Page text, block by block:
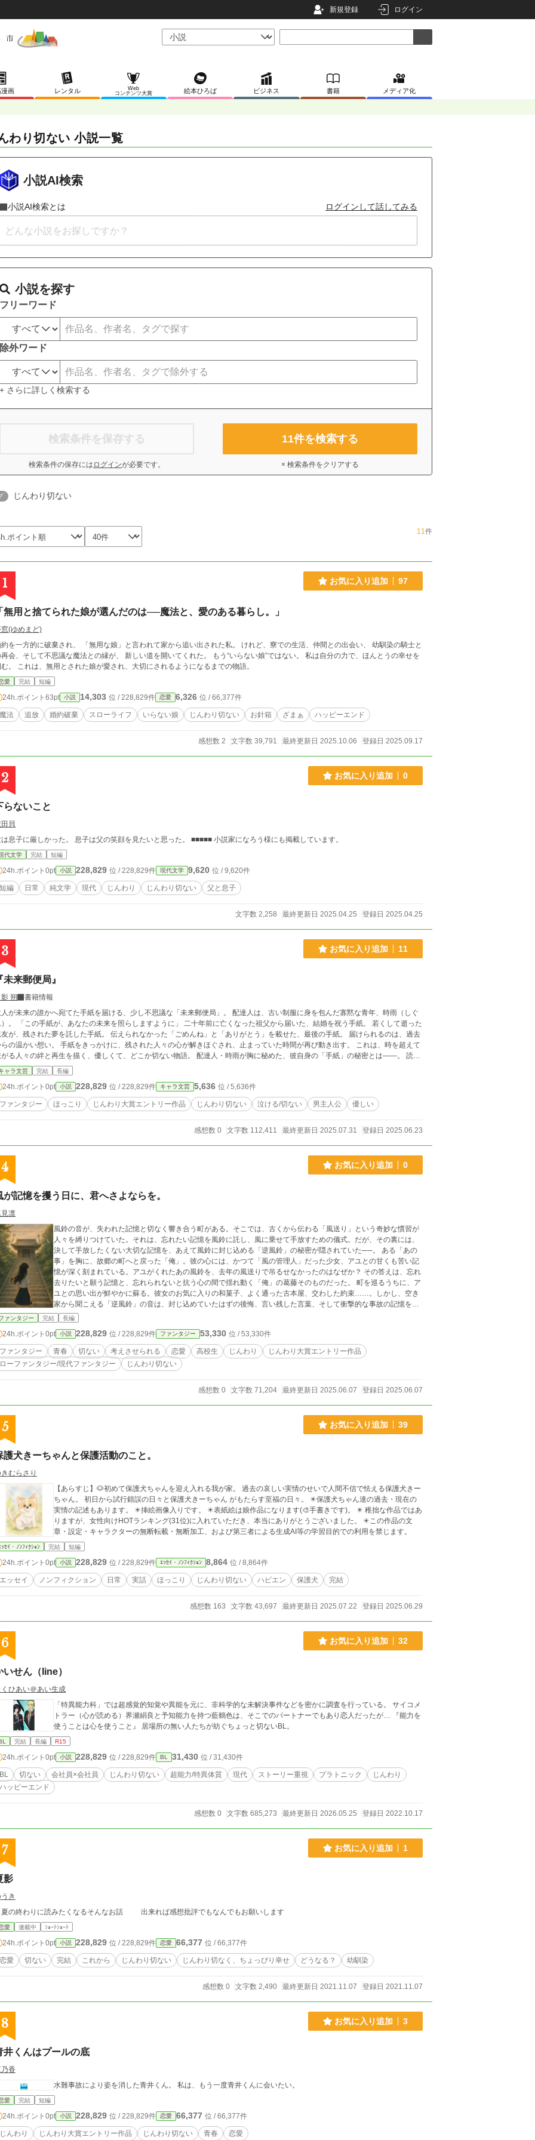
新規登録 ログイン
画 レンタル
Web
コンテンツ大賞
絵本ひろば ビジネス 書籍 メディア化
わり切ない 小説一覧
小説AI検索
小説AI検索とは ログインして話してみる
小説を探す
フリーワード
除外ワード
+ さらに詳しく検索する
検索条件を保存する
検索条件の保存には ログインが必要です。
11件を検索する
× 検索条件をクリアする
じんわり切ない
11件
1 お気に入り追加 97
無用と捨てられた娘が選んだのは──魔法と、愛のある暮らし。」
(ゆめまど)
を一方的に破棄され、 「無用な娘」と言われて家から追い出された私。 けれど、寮での生活、仲間との出会い、 幼馴染の騎士と
、そして不思議な魔法との縁が、 新しい道を開いてくれた。 もう“いらない娘”ではない。 私は自分の力で、ほんとうの幸せを
掴む。 これは、無用とされた娘が愛され、大切にされるようになるまでの物語。
愛 完結 短編
24h.ポイント 63pt 小説 14,303 位 / 228,829件 恋愛 6,326 位 / 66,377件
魔法 追放 婚約破棄 スローライフ いらない娘 じんわり切ない お針箱 ざまぁ ハッピーエンド
感想数 2 文字数 39,791 最終更新日 2025.10.06 登録日 2025.09.17
2 お気に入り追加 0
らないこと
貝
父は息子に厳しかった。 息子は父の笑顔を見たいと思った。 ■■■■■ 小説家になろう様にも掲載しています。
代文学 完結 短編
24h.ポイント 0pt 小説 228,829 位 / 228,829件 現代文学 9,620 位 / 9,620件
短編 日常 純文学 現代 じんわり じんわり切ない 父と息子
文字数 2,258 最終更新日 2025.04.25 登録日 2025.04.25
3 お気に入り追加 11
未来郵便局』
朔
書籍情報
が未来の誰かへ宛てた手紙を届ける、少し不思議な「未来郵便局」。 配達人は、古い制服に身を包んだ寡黙な青年、時雨（しぐ
。 「この手紙が、あなたの未来を照らしますように」 二十年前に亡くなった祖父から届いた、結婚を祝う手紙。 若くして逝った
が、残された夢を託した手紙。 伝えられなかった「ごめんね」と「ありがとう」を載せた、最後の手紙。 届けられるのは、過去
の温かい想い。 手紙をきっかけに、残された人々の心が解きほぐされ、止まっていた時間が再び動き出す。 これは、時を超えて
がる人々の絆と再生を描く、優しくて、どこか切ない物語。 配達人・時雨が胸に秘めた、彼自身の「手紙」の秘密とは――。 読
あなたの心に温かい光が灯る、感動の連作短編集。
ャラ文芸 完結 長編
24h.ポイント 0pt 小説 228,829 位 / 228,829件 キャラ文芸 5,636 位 / 5,636件
ファンタジー ほっこり じんわり大賞エントリー作品 じんわり切ない 泣ける/切ない 男主人公 優しい
感想数 0 文字数 112,411 最終更新日 2025.07.31 登録日 2025.06.23
4 お気に入り追加 0
が記憶を攫う日に、君へさよならを。
凛
風鈴の音が、失われた記憶と切なく響き合う町がある。そこでは、古くから伝わる「風送り」という奇妙な慣習が
人々を縛りつけていた。それは、忘れたい記憶を風鈴に託し、風に乗せて手放すための儀式。だが、その裏には、
決して手放したくない大切な記憶を、あえて風鈴に封じ込める「逆風鈴」の秘密が隠されていた──。 ある「あの
事」を胸に、故郷の町へと戻った「俺」。彼の心には、かつて「風の管理人」だった少女、アユとの甘くも苦い記
憶が深く刻まれている。アユがくれたあの風鈴を、去年の風送りで吊るせなかったのはなぜか？ その答えは、忘れ
去りたいと願う記憶と、忘れられないと抗う心の間で揺れ動く「俺」の葛藤そのものだった。 町を巡るうちに、ア
ユとの思い出が鮮やかに蘇る。彼女のお気に入りの和菓子、よく通った古本屋、交わした約束……。しかし、空き
家から聞こえる「逆風鈴」の音は、封じ込めていたはずの後悔、言い残した言葉、そして衝撃的な事故の記憶を呼
び覚ます。記憶が蘇るたび、「俺」の存在は現実から薄れていくようだった。 やがて、物語は「私」という少女の
るために逆風鈴に託した願い。そして、抗いようのない時間の流れの中で、彼女が下す究極の選択とは──。 風鈴
の音に導かれ、記憶と喪失の境界を彷徨う魂の物語。これは、愛する人を失った悲しみと向き合い、記憶を風に還
すことで再生へと向かう、切なくも温かい心の旅路である。あなたは、この風鈴の音に、何を願うだろうか？
ァンタジー 完結 長編
24h.ポイント 0pt 小説 228,829 位 / 228,829件 ファンタジー 53,330 位 / 53,330件
ファンタジー 青春 切ない 考えさせられる 恋愛 高校生 じんわり
じんわり大賞エントリー作品
ローファンタジー/現代ファンタジー
じんわり切ない
感想数 0 文字数 71,204 最終更新日 2025.06.07 登録日 2025.06.07
5 お気に入り追加 39
護犬きーちゃんと保護活動のこと。
むらさり
【あらすじ】🐶初めて保護犬ちゃんを迎え入れる我が家。 過去の哀しい実情のせいで人間不信で怯える保護犬きー
ちゃん。 初日から試行錯誤の日々と保護犬きーちゃん がもたらす至福の日々。 ✴️保護犬ちゃん達の過去・現在の
実情の記述もあります。 ✴️挿絵画像入りです。 ✴️表紙絵は娘作品になります(🎨手書きです)。 ✴️ 稚拙な作品ではあ
りますが、女性向けHOTランキング(31位)に入れていただき、本当にありがとうございました。 ✴️この作品の文
章・設定・キャラクターの無断転載・無断加工、および第三者による生成AI等の学習目的での利用を禁じます。
ｯｾｲ・ﾉﾝﾌｨｸｼｮﾝ 完結 短編
24h.ポイント 0pt 小説 228,829 位 / 228,829件 ｴｯｾｲ・ﾉﾝﾌｨｸｼｮﾝ 8,864 位 / 8,864件
エッセイ ノンフィクション 日常 実話 ほっこり じんわり切ない ハピエン 保護犬 完結
感想数 163 文字数 43,697 最終更新日 2025.07.22 登録日 2025.06.29
6 お気に入り追加 32
いせん（line）
ひあい＠あい生成
「特異能力科」では超感覚的知覚や異能を元に、非科学的な未解決事件などを密かに調査を行っている。 サイコメ
トラー（心が読める）界瀬絹良と予知能力を持つ藍鶴色は、そこでのパートナーでもあり恋人だったが… 『能力を
使うことは心を使うこと』 居場所の無い人たちが紡ぐちょっと切ないBL。
完結 長編 R15
24h.ポイント 0pt 小説 228,829 位 / 228,829件 BL 31,430 位 / 31,430件
BL 切ない 会社員×会社員 じんわり切ない 超能力/特異体質 現代 ストーリー重視 プラトニック
じんわり
ハッピーエンド
感想数 0 文字数 685,273 最終更新日 2026.05.25 登録日 2022.10.17
7 お気に入り追加 1
影
き
夏の終わりに読みたくなるそんなお話 出来れば感想批評でもなんでもお願いします
愛 連載中 ｼｮｰﾄｼｮｰﾄ
24h.ポイント 0pt 小説 228,829 位 / 228,829件 恋愛 66,377 位 / 66,377件
恋愛 切ない 完結 これから じんわり切ない じんわり切なく、ちょっぴり幸せ どうなる？ 幼馴染
感想数 0 文字数 2,490 最終更新日 2021.11.07 登録日 2021.11.07
8 お気に入り追加 3
井くんはプールの底
香
水難事故により姿を消した青井くん。 私は、もう一度青井くんに会いたい。
愛 完結 短編
24h.ポイント 0pt 小説 228,829 位 / 228,829件 恋愛 66,377 位 / 66,377件
じんわり じんわり大賞エントリー作品 じんわり切ない 青春 恋愛